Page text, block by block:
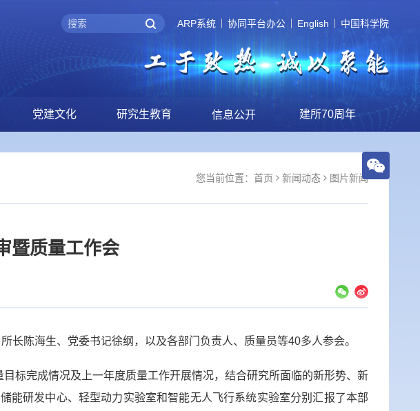
ARP系统 协同平台办公 English 中国科学院
党建文化 研究生教育 信息公开 建所70周年
您当前位置： 首页 新闻动态 图片新闻
暨质量工作会
陈海生、党委书记徐纲，以及各部门负责人、质量员等40多人参会。
标完成情况及上一年度质量工作开展情况，结合研究所面临的新形势、新
能研发中心、轻型动力实验室和智能无人飞行系统实验室分别汇报了本部